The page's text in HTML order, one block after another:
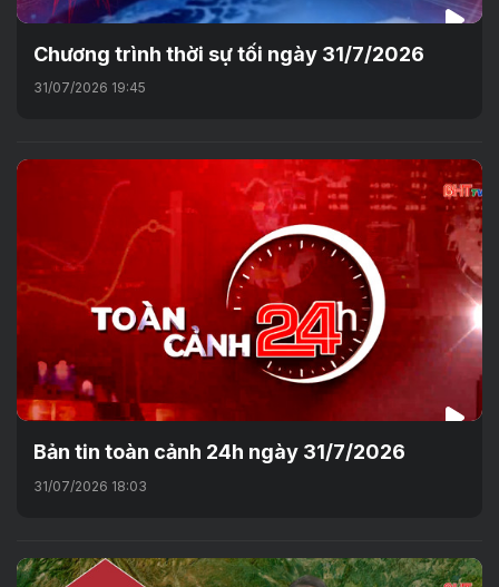
Chương trình thời sự tối ngày 31/7/2026
31/07/2026 19:45
Bản tin toàn cảnh 24h ngày 31/7/2026
31/07/2026 18:03